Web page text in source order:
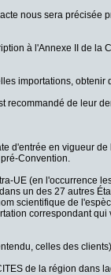
nous sera précisée
à l'Annexe II de la
importations, obtenir
recommandé de leur
d'entrée en vigueur
Convention.
UE (en l'occurrence
un des 27 autres
scientifique de
correspondant
celles des
de la région dans